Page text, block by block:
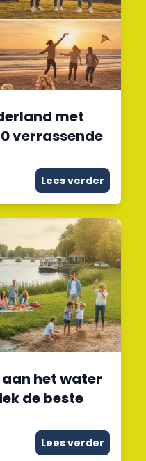
met
verrassende
Lees verder
het water
de beste
Lees verder